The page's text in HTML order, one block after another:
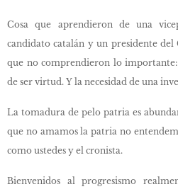
Cosa que aprendieron de una
candidato catalán y un presidente
que no comprendieron lo importante:
de ser virtud. Y la necesidad de una
La tomadura de pelo patria es
que no amamos la patria no
como ustedes y el cronista.
Bienvenidos al progresismo